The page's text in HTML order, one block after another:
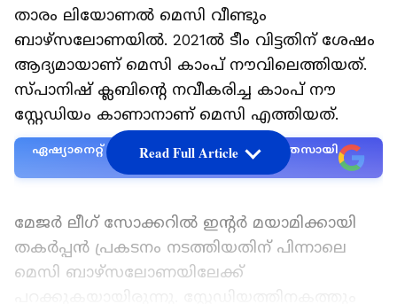
താരം ലിയോണൽ മെസി വീണ്ടും
ബാഴ്സലോണയിൽ. 2021ൽ ടീം വിട്ടതിന് ശേഷം
ആദ്യമായാണ് മെസി കാംപ് നൗവിലെത്തിയത്.
സ്പാനിഷ് ക്ലബിന്‍റെ നവീകരിച്ച കാംപ് നൗ
സ്റ്റേഡിയം കാണാനാണ് മെസി എത്തിയത്.
ഏഷ്യാനെറ്റ് ന്യൂസ് പ്രധാന വാർത്താ സ്രോതസായി
മേജർ ലീഗ് സോക്കറിൽ ഇന്റർ മയാമിക്കായി
തകർപ്പൻ പ്രകടനം നടത്തിയതിന് പിന്നാലെ
മെസി ബാഴ്സലോണയിലേക്ക്
Read Full Article